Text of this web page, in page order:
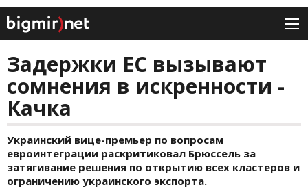
Задержки ЕС вызывают
сомнения в искренности -
Качка
Украинский вице-премьер по вопросам
евроинтеграции раскритиковал Брюссель за
затягивание решения по открытию всех кластеров и
ограничению украинского экспорта.